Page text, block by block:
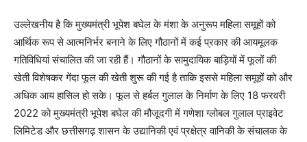
उल्लेखनीय है कि मुख्यमंत्री भूपेश बघेल के मंशा के अनुरूप महिला समूहों को
आर्थिक रूप से आत्मनिर्भर बनाने के लिए गौठानों में कई प्रकार की आयमूलक
गतिविधियां संचालित की जा रही हैं। गौठानों के सामुदायिक बाड़ियों में फूलों की
खेती विशेषकर गेंदा फूल की खेती शुरू की गई है ताकि इससे महिला समूहों को और
अधिक आय हासिल हो सके। फूल से हर्बल गुलाल के निर्माण के लिए 18 फरवरी
2022 को मुख्यमंत्री भूपेश बघेल की मौजूदगी में गणेशा ग्लोबल गुलाल प्राइवेट
लिमिटेड और छत्तीसगढ़ शासन के उद्यानिकी एवं प्रक्षेत्र वानिकी के संचालक के